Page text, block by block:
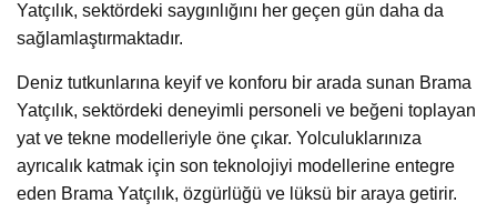
Yatçılık, sektördeki saygınlığını her geçen gün daha da
sağlamlaştırmaktadır.
Deniz tutkunlarına keyif ve konforu bir arada sunan Brama
Yatçılık, sektördeki deneyimli personeli ve beğeni toplayan
yat ve tekne modelleriyle öne çıkar. Yolculuklarınıza
ayrıcalık katmak için son teknolojiyi modellerine entegre
eden Brama Yatçılık, özgürlüğü ve lüksü bir araya getirir.